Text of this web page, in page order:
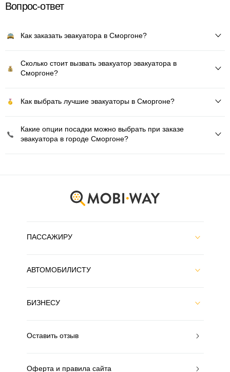
Вопрос-ответ
Как заказать эвакуатора в Сморгоне?
Сколько стоит вызвать эвакуатор эвакуатора в
Сморгоне?
Как выбрать лучшие эвакуаторы в Сморгоне?
Какие опции посадки можно выбрать при заказе
эвакуатора в городе Сморгоне?
ПАССАЖИРУ
АВТОМОБИЛИСТУ
БИЗНЕСУ
Оставить отзыв
Оферта и правила сайта